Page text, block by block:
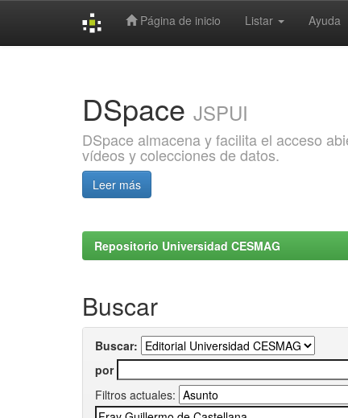
Página de inicio Listar Ayuda
DSpace JSPUI
DSpace almacena y facilita el acceso
vídeos y colecciones de datos.
Leer más
Repositorio Universidad CESMAG
Buscar
Buscar:
por
Filtros actuales: